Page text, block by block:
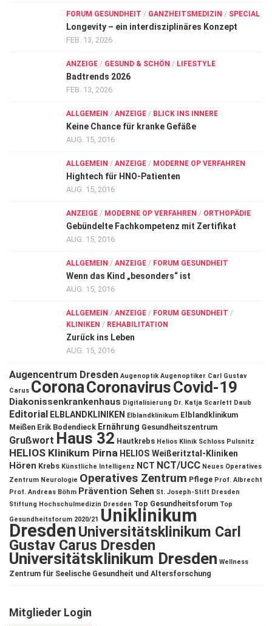
FORUM GESUNDHEIT / GANZHEITSMEDIZIN / SPECIAL
Longevity – ein interdisziplinäres Konzept
FEB. 13, 2026
ANZEIGE / GESUND & SCHÖN / LIFESTYLE
Badtrends 2026
FEB. 13, 2026
ALLGEMEIN / ANZEIGE / BLICK INS INNERE
Keine Chance für kranke Gefäße
AUG. 15, 2016
ALLGEMEIN / ANZEIGE / MODERNE OP VERFAHREN
Hightech für HNO-Patienten
AUG. 15, 2016
ANZEIGE / MODERNE OP VERFAHREN / ORTHOPÄDIE
Gebündelte Fachkompetenz mit Zertifikat
AUG. 15, 2016
ALLGEMEIN / ANZEIGE / FORUM GESUNDHEIT
Wenn das Kind „besonders“ ist
AUG. 15, 2016
ALLGEMEIN / ANZEIGE / FORUM GESUNDHEIT /
KLINIKEN / REHABILITATION
Zurück ins Leben
AUG. 15, 2016
Augencentrum Dresden Augenoptik Augenoptiker Carl Gustav
Carus CoronaCoronavirusCovid-19
Diakonissenkrankenhaus Digitalisierung Dr. Katja Scarlett Daub
Editorial ELBLANDKLINIKEN Elblandklinikum Elblandklinikum
Meißen Erik Bodendieck Ernährung Gesundheitszentrum
Grußwort Haus 32 Hautkrebs Helios Klinik Schloss Pulsnitz
HELIOS Klinikum Pirna HELIOS Weißeritztal-Kliniken
Hören Krebs Künstliche Intelligenz NCT NCT/UCC Neues Operatives
Zentrum Neurologie Operatives Zentrum Pflege Prof. Albrecht
Prof. Andreas Böhm Prävention Sehen St. Joseph-Stift Dresden
Stiftung Hochschulmedizin Dresden Top Gesundheitsforum Top
Gesundheitsforum 2020/21 Uniklinikum
DresdenUniversitätsklinikum Carl
Gustav Carus Dresden
Universitätsklinikum Dresden Wellness
Zentrum für Seelische Gesundheit und Altersforschung
Mitglieder Login